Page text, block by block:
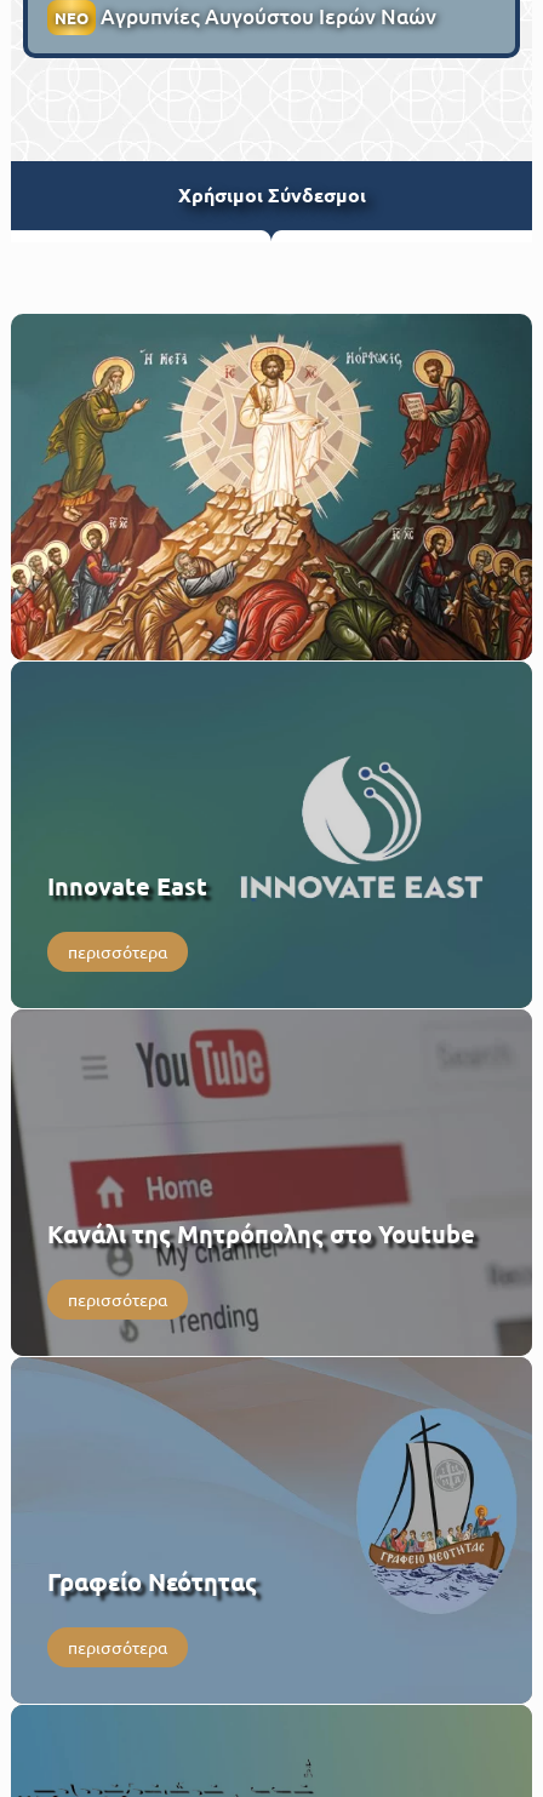
ΝΕΟ Αγρυπνίες Αυγούστου Ιερών Ναών
Xρήσιμοι Σύνδεσμοι
Innovate East
περισσότερα
Κανάλι της Μητρόπολης στο Youtube
περισσότερα
Γραφείο Νεότητας
περισσότερα